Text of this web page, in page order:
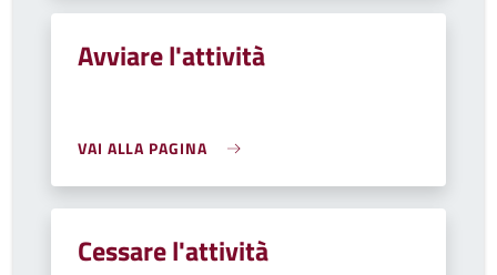
Avviare l'attività
VAI ALLA PAGINA
Cessare l'attività